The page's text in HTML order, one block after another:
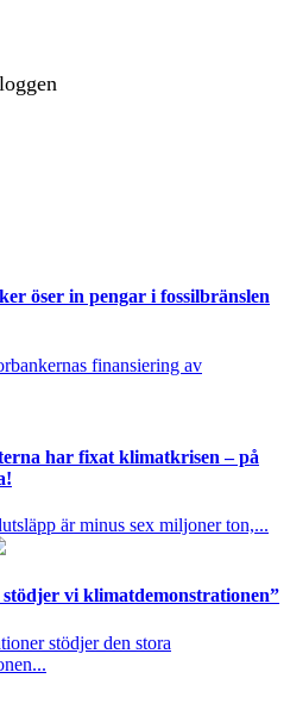
öser in pengar i fossilbränslen
finansiering av
har fixat klimatkrisen – på
är minus sex miljoner ton,...
vi klimatdemonstrationen”
stödjer den stora